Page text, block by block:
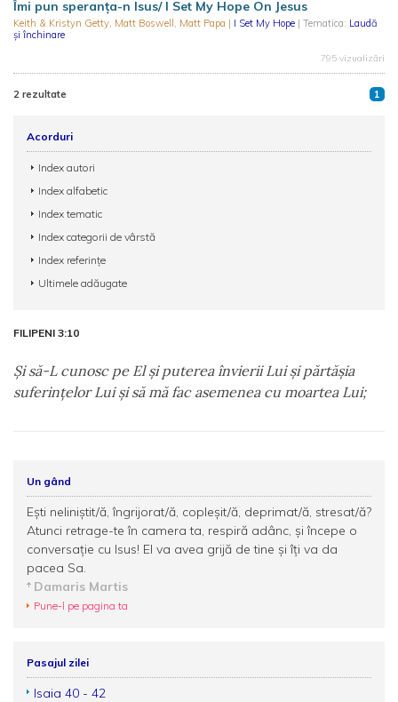
Îmi pun speranța-n Isus/ I Set My Hope On Jesus
Keith & Kristyn Getty, Matt Boswell, Matt Papa | I Set My Hope | Tematica: Laudă
și închinare
795 vizualizări
2 rezultate 1
Acorduri
Index autori
Index alfabetic
Index tematic
Index categorii de vârstă
Index referințe
Ultimele adăugate
FILIPENI 3:10
Şi să-L cunosc pe El şi puterea învierii Lui şi părtăşia
suferinţelor Lui şi să mă fac asemenea cu moartea Lui;
Un gând
Ești neliniștit/ă, îngrijorat/ă, copleșit/ă, deprimat/ă, stresat/ă?
Atunci retrage-te în camera ta, respiră adânc, și începe o
conversație cu Isus! El va avea grijă de tine și îți va da
pacea Sa.
Damaris Martis
Pune-l pe pagina ta
Pasajul zilei
Isaia 40 - 42